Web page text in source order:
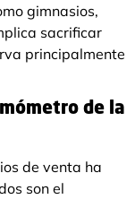
gimnasios,
sacrificar
principalmente
de la
de venta ha
son el